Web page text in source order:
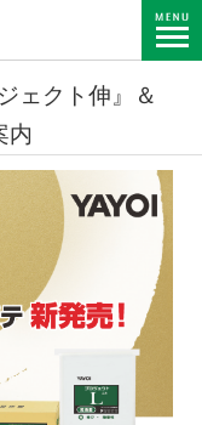
ェクト伸』＆
内